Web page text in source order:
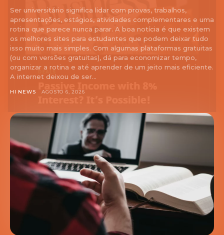
Ser universitário significa lidar com provas, trabalhos,
apresentações, estágios, atividades complementares e uma
rotina que parece nunca parar. A boa notícia é que existem
os melhores sites para estudantes que podem deixar tudo
isso muito mais simples. Com algumas plataformas gratuitas
(ou com versões gratuitas), dá para economizar tempo,
organizar a rotina e até aprender de um jeito mais eficiente.
A internet deixou de ser...
HI NEWS AGOSTO 6, 2026